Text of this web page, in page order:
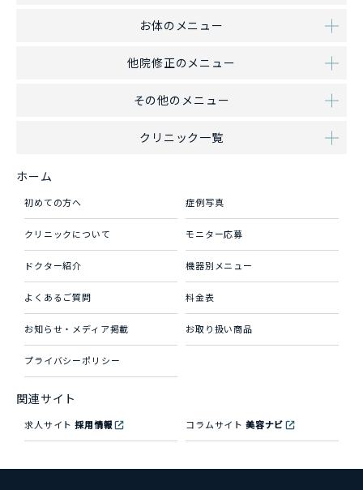
お体のメニュー
他院修正のメニュー
その他のメニュー
クリニック一覧
ホーム
初めての方へ 症例写真
クリニックについて モニター応募
ドクター紹介 機器別メニュー
よくあるご質問 料金表
お知らせ・メディア掲載 お取り扱い商品
プライバシーポリシー
関連サイト
求人サイト採用情報 コラムサイト 美容ナビ